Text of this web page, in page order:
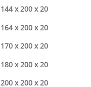
144 х 200 х 20
164 х 200 х 20
170 х 200 х 20
180 х 200 х 20
200 х 200 х 20